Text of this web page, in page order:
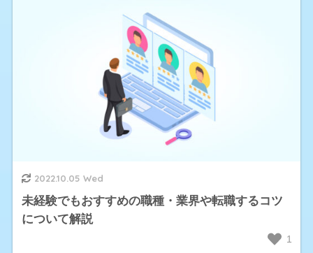
2022.10.05 Wed
未経験でもおすすめの職種・業界や転職するコツ
について解説
1